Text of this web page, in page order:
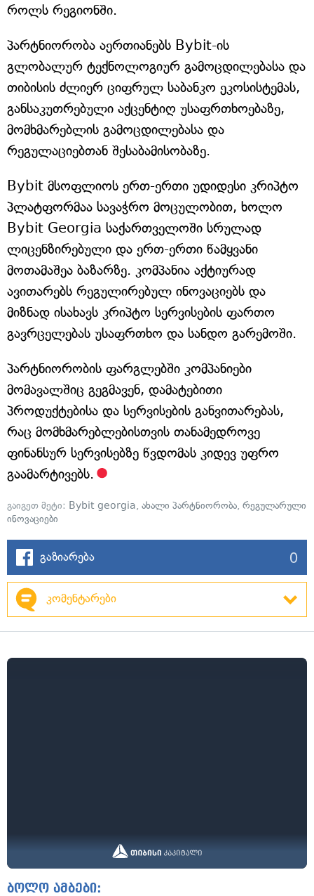
როლს რეგიონში.
პარტნიორობა აერთიანებს Bybit-ის
გლობალურ ტექნოლოგიურ გამოცდილებასა და
თიბისის ძლიერ ციფრულ საბანკო ეკოსისტემას,
განსაკუთრებული აქცენტიღ უსაფრთხოებაზე,
მომხმარებლის გამოცდილებასა და
რეგულაციებთან შესაბამისობაზე.
Bybit მსოფლიოს ერთ-ერთი უდიდესი კრიპტო
პლატფორმაა სავაჭრო მოცულობით, ხოლო
Bybit Georgia საქართველოში სრულად
ლიცენზირებული და ერთ-ერთი წამყვანი
მოთამაშეა ბაზარზე. კომპანია აქტიურად
ავითარებს რეგულირებულ ინოვაციებს და
მიზნად ისახავს კრიპტო სერვისების ფართო
გავრცელებას უსაფრთხო და სანდო გარემოში.
პარტნიორობის ფარგლებში კომპანიები
მომავალშიც გეგმავენ, დამატებითი
პროდუქტებისა და სერვისების განვითარებას,
რაც მომხმარებლებისთვის თანამედროვე
ფინანსურ სერვისებზე წვდომას კიდევ უფრო
გაამარტივებს.
გაიგეთ მეტი: Bybit georgia, ახალი პარტნიორობა, რეგულარული
ინოვაციები
გაზიარება 0
კომენტარები
ბოლო ამბები: